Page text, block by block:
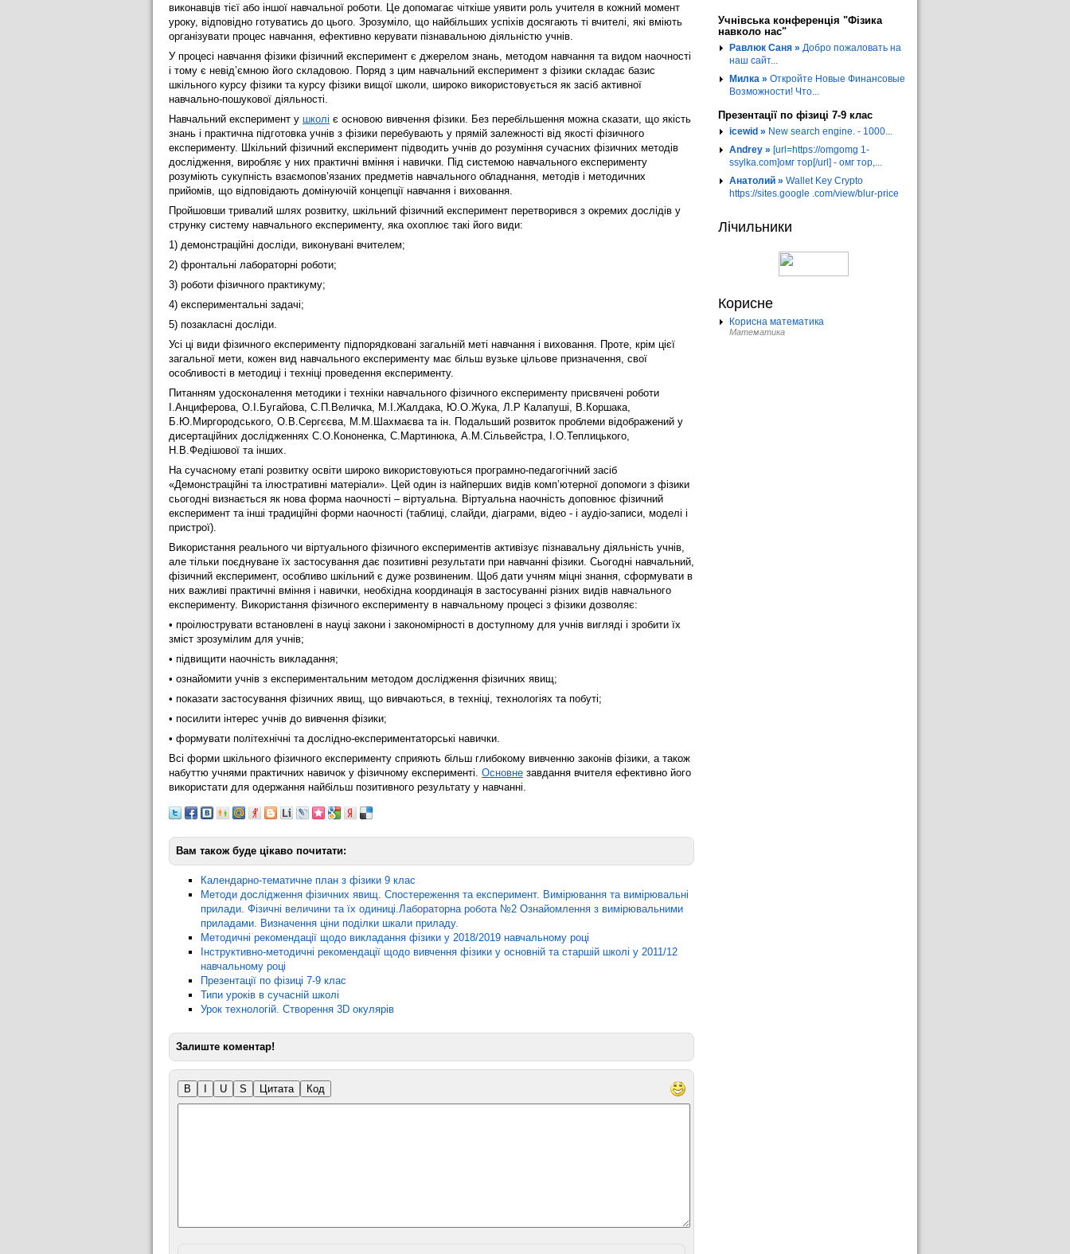
виконавців тієї або іншої навчальної роботи. Це допомагає чіткіше уявити роль учителя в кожний момент
уроку, відповідно готуватись до цього. Зрозуміло, що найбільших успіхів досягають ті вчителі, які вміють
організувати процес навчання, ефективно керувати пізнавальною діяльністю учнів.
У процесі навчання фізики фізичний експеримент є джерелом знань, методом навчання та видом наочності
і тому є невід’ємною його складовою. Поряд з цим навчальний експеримент з фізики складає базис
шкільного курсу фізики та курсу фізики вищої школи, широко використовується як засіб активної
навчально-пошукової діяльності.
Навчальний експеримент у школі є основою вивчення фізики. Без перебільшення можна сказати, що якість
знань і практична підготовка учнів з фізики перебувають у прямій залежності від якості фізичного
експерименту. Шкільний фізичний експеримент підводить учнів до розуміння сучасних фізичних методів
дослідження, виробляє у них практичні вміння і навички. Під системою навчального експерименту
розуміють сукупність взаємопов’язаних предметів навчального обладнання, методів і методичних
прийомів, що відповідають домінуючій концепції навчання і виховання.
Пройшовши тривалий шлях розвитку, шкільний фізичний експеримент перетворився з окремих дослідів у
струнку систему навчального експерименту, яка охоплює такі його види:
1) демонстраційні досліди, виконувані вчителем;
2) фронтальні лабораторні роботи;
3) роботи фізичного практикуму;
4) експериментальні задачі;
5) позакласні досліди.
Усі ці види фізичного експерименту підпорядковані загальній меті навчання і виховання. Проте, крім цієї
загальної мети, кожен вид навчального експерименту має більш вузьке цільове призначення, свої
особливості в методиці і техніці проведення експерименту.
Питанням удосконалення методики і техніки навчального фізичного експерименту присвячені роботи
І.Анциферова, О.І.Бугайова, С.П.Величка, М.І.Жалдака, Ю.О.Жука, Л.Р Калапуші, В.Коршака,
Б.Ю.Миргородського, О.В.Сергєєва, М.М.Шахмаєва та ін. Подальший розвиток проблеми відображений у
дисертаційних дослідженнях С.О.Кононенка, С.Мартинюка, А.М.Сільвейстра, І.О.Теплицького,
Н.В.Федішової та інших.
На сучасному етапі розвитку освіти широко використовуються програмно-педагогічний засіб
«Демонстраційні та ілюстративні матеріали». Цей один із найперших видів комп’ютерної допомоги з фізики
сьогодні визнається як нова форма наочності – віртуальна. Віртуальна наочність доповнює фізичний
експеримент та інші традиційні форми наочності (таблиці, слайди, діаграми, відео - і аудіо-записи, моделі і
пристрої).
Використання реального чи віртуального фізичного експериментів активізує пізнавальну діяльність учнів,
але тільки поєднуване їх застосування дає позитивні результати при навчанні фізики. Сьогодні навчальний,
фізичний експеримент, особливо шкільний є дуже розвиненим. Щоб дати учням міцні знання, сформувати в
них важливі практичні вміння і навички, необхідна координація в застосуванні різних видів навчального
експерименту. Використання фізичного експерименту в навчальному процесі з фізики дозволяє:
• проілюструвати встановлені в науці закони і закономірності в доступному для учнів вигляді і зробити їх
зміст зрозумілим для учнів;
• підвищити наочність викладання;
• ознайомити учнів з експериментальним методом дослідження фізичних явищ;
• показати застосування фізичних явищ, що вивчаються, в техніці, технологіях та побуті;
• посилити інтерес учнів до вивчення фізики;
• формувати політехнічні та дослідно-експериментаторські навички.
Всі форми шкільного фізичного експерименту сприяють більш глибокому вивченню законів фізики, а також
набуттю учнями практичних навичок у фізичному експерименті. Основне завдання вчителя ефективно його
використати для одержання найбільш позитивного результату у навчанні.
Вам також буде цікаво почитати:
Календарно-тематичне план з фізики 9 клас
Методи дослідження фізичних явищ. Спостереження та експеримент. Вимірювання та вимірювальні
прилади. Фізичні величини та їх одиниці.Лабораторна робота №2 Ознайомлення з вимірювальними
приладами. Визначення ціни поділки шкали приладу.
Методичні рекомендації щодо викладання фізики у 2018/2019 навчальному році
Інструктивно-методичні рекомендації щодо вивчення фізики у основній та старшій школі у 2011/12
навчальному році
Презентації по фізиці 7-9 клас
Типи уроків в сучасній школі
Урок технологій. Створення 3D окулярів
Залиште коментар!
B U S Цитата Код
Учнівська конференція "Фізика
навколо нас"
Равлюк Саня » Добро пожаловать на
наш сайт...
Милка » Откройте Новые Финансовые
Возможности! Что...
Презентації по фізиці 7-9 клас
icewid » New search engine. - 1000...
Andrey » [url=https://omgomg 1-
ssylka.com]омг тор[/url] - омг тор,...
Анатолий » Wallet Key Crypto
https://sites.google .com/view/blur-price
Лічильники
Корисне
Корисна математика
Математика